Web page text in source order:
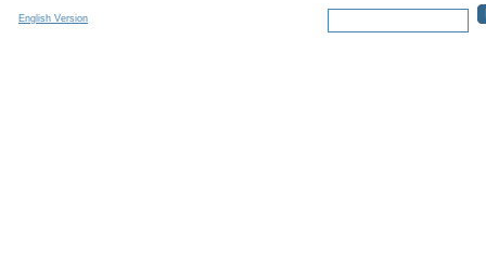
English Version